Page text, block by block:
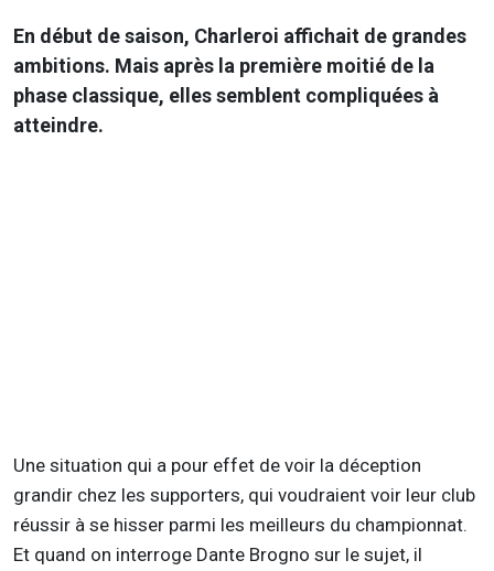
En début de saison, Charleroi affichait de grandes
ambitions. Mais après la première moitié de la
phase classique, elles semblent compliquées à
atteindre.
Une situation qui a pour effet de voir la déception
grandir chez les supporters, qui voudraient voir leur club
réussir à se hisser parmi les meilleurs du championnat.
Et quand on interroge Dante Brogno sur le sujet, il